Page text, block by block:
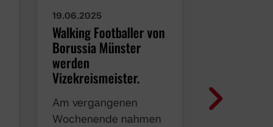
19.06.2025
Walking Footballer von
Borussia Münster
werden
Vizekreismeister.
Am vergangenen
Wochenende nahmen
Am